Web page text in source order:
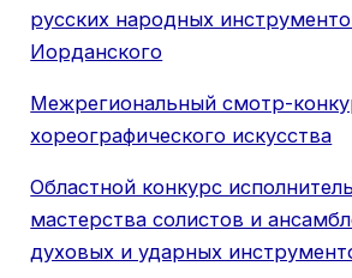
русских народных
Иорданского
Межрегиональный смотр-
хореографического искусства
Областной конкурс
мастерства солистов и
духовых и ударных